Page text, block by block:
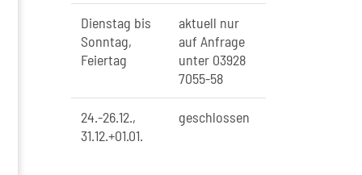
Dienstag bis
Sonntag,
Feiertag
aktuell nur
auf Anfrage
unter 03928
7055-58
24.-26.12.,
31.12.+01.01.
geschlossen